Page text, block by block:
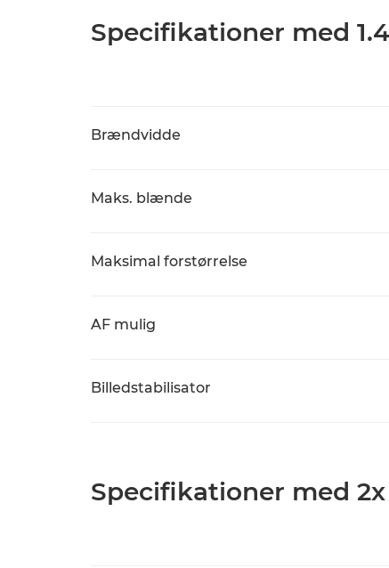
Specifikationer med
Brændvidde
Maks. blænde
Maksimal forstørrelse
AF mulig
Billedstabilisator
Specifikationer med